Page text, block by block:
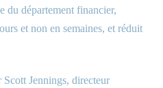
du département financier,
et non en semaines, et réduit
Jennings, directeur